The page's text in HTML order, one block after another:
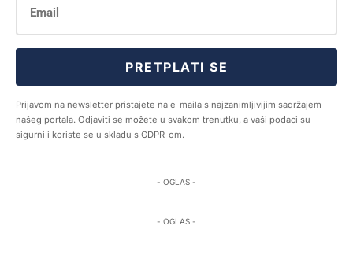
PRETPLATI SE
Prijavom na newsletter pristajete na e-maila s najzanimljivijim sadržajem
našeg portala. Odjaviti se možete u svakom trenutku, a vaši podaci su
sigurni i koriste se u skladu s GDPR-om.
- OGLAS -
- OGLAS -